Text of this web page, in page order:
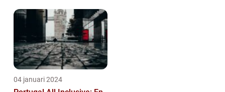
04 januari 2024